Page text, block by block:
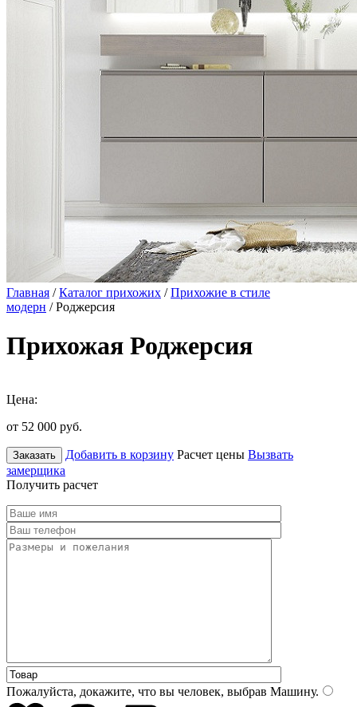
Главная /Каталог прихожих /Прихожие в стиле
модерн / Роджерсия
Прихожая Роджерсия
Цена:
от 52 000 руб.
Заказать Добавить в корзину Расчет цены Вызвать
замерщика
Получить расчет
Пожалуйста, докажите, что вы человек, выбрав Машину.